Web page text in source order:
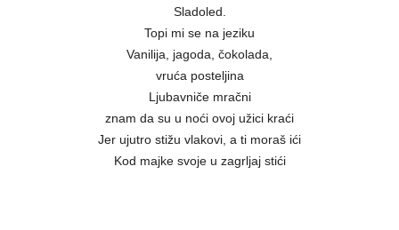
Sladoled.
Topi mi se na jeziku
Vanilija, jagoda, čokolada,
vruća posteljina
Ljubavniče mračni
znam da su u noći ovoj užici kraći
Jer ujutro stižu vlakovi, a ti moraš ići
Kod majke svoje u zagrljaj stići